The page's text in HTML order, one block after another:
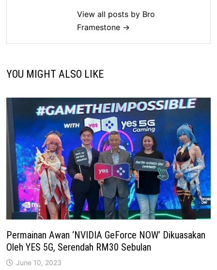
View all posts by Bro
Framestone →
YOU MIGHT ALSO LIKE
Permainan Awan ‘NVIDIA GeForce NOW’ Dikuasakan
Oleh YES 5G, Serendah RM30 Sebulan
June 10, 2023